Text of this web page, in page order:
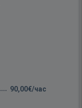
90,00€/час